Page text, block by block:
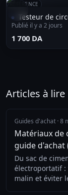
RÉFÉRENCE
Testeur de
Publié il y a 2 jours
⁦1 700 DA⁩
Articles à lire
Guides d'achat ·8
Matériaux de
guide d'achat
Du sac de
électroportatif
malin et éviter